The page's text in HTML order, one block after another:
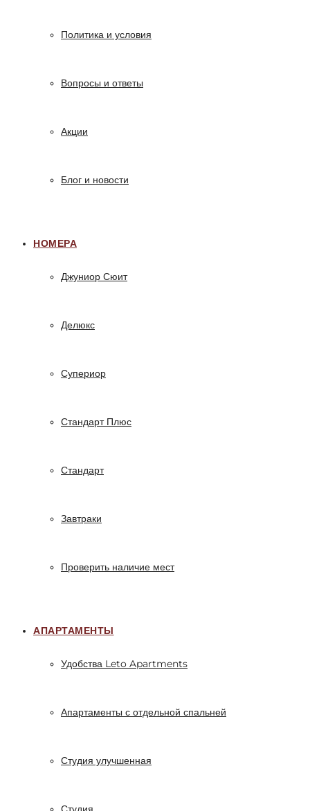
Политика и условия
Вопросы и ответы
Акции
Блог и новости
НОМЕРА
Джуниор Сюит
Делюкс
Супериор
Стандарт Плюс
Стандарт
Завтраки
Проверить наличие мест
АПАРТАМЕНТЫ
Удобства Leto Apartments
Апартаменты с отдельной спальней
Студия улучшенная